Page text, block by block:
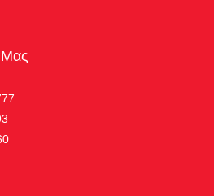
Μας